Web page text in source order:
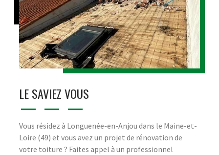
LE SAVIEZ VOUS
Vous résidez à Longuenée-en-Anjou dans le Maine-et-
Loire (49) et vous avez un projet de rénovation de
votre toiture ? Faites appel à un professionnel